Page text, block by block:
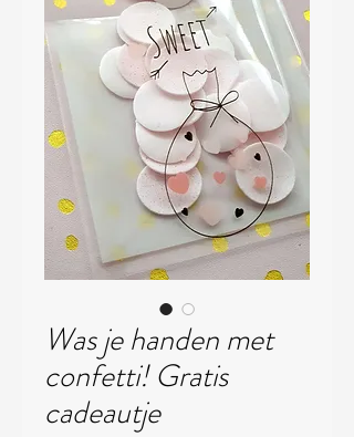
Was je handen met
confetti! Gratis
cadeautje